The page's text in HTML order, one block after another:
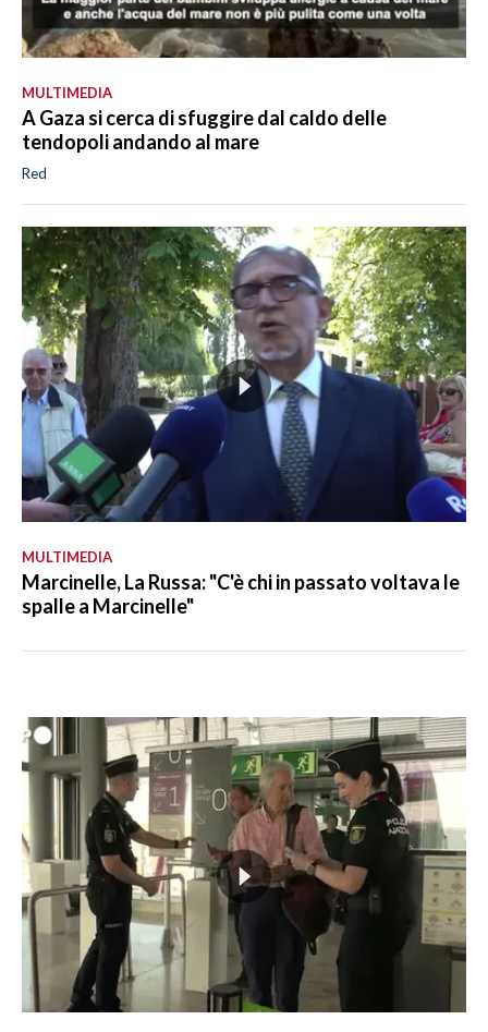
MULTIMEDIA
A Gaza si cerca di sfuggire dal caldo delle
tendopoli andando al mare
Red
MULTIMEDIA
Marcinelle, La Russa: "C'è chi in passato voltava le
spalle a Marcinelle"